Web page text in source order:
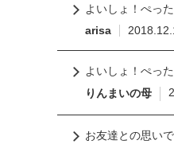
よいしょ！ぺった
arisa
よいしょ！ぺった
りんまいの母
お友達との思いで